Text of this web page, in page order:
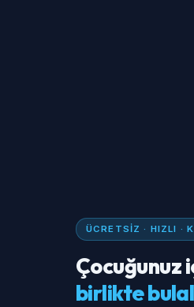
ÜCRETSIZ · HIZLI ·
Çocuğunuz
birlikte